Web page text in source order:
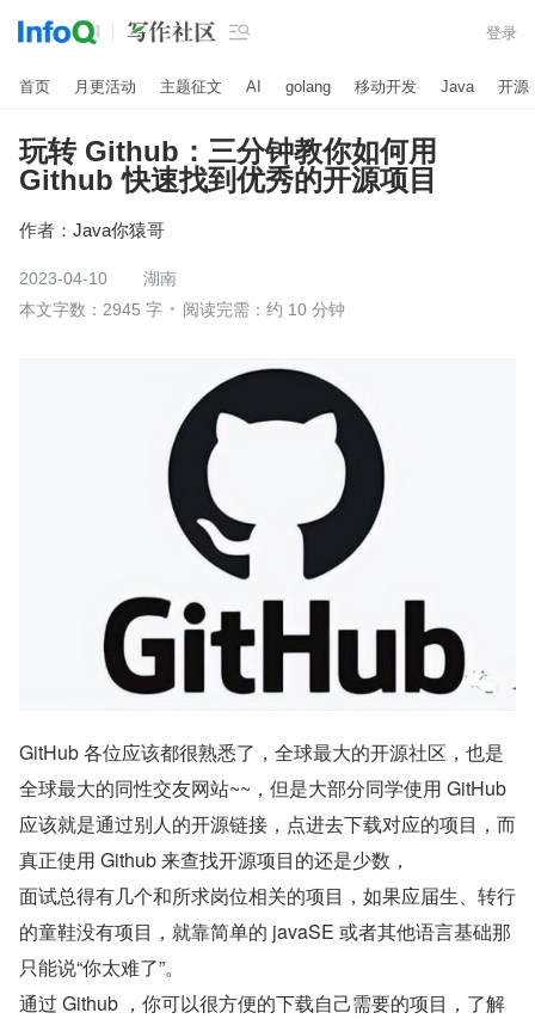
 登录
首页 月更活动 主题征文 AI golang 移动开发 Java 开源
玩转 Github：三分钟教你如何用
Github 快速找到优秀的开源项目
作者： Java你猿哥
2023-04-10
湖南
本文字数：2945 字
阅读完需：约 10 分钟
GitHub 各位应该都很熟悉了，全球最大的开源社区，也是
全球最大的同性交友网站~~，但是大部分同学使用 GitHub
应该就是通过别人的开源链接，点进去下载对应的项目，而
真正使用 Github 来查找开源项目的还是少数，
面试总得有几个和所求岗位相关的项目，如果应届生、转行
的童鞋没有项目，就靠简单的 javaSE 或者其他语言基础那
只能说“你太难了”。
通过 Github ，你可以很方便的下载自己需要的项目，了解